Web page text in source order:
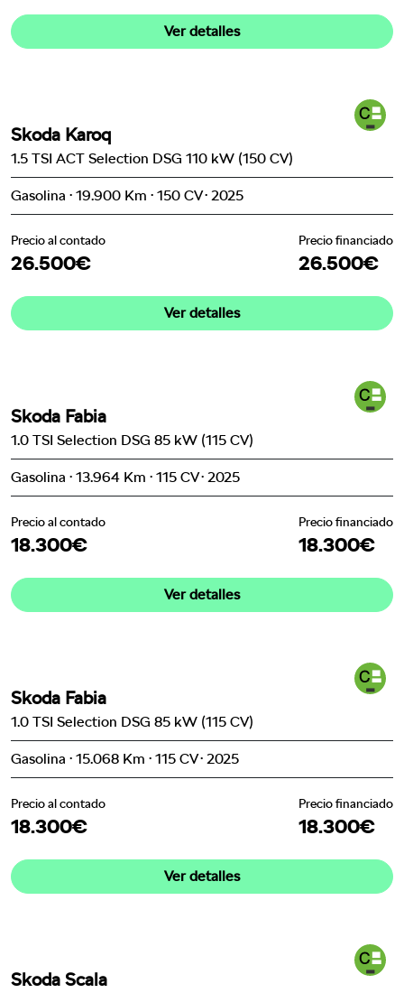
Ver detalles
Skoda Karoq
1.5 TSI ACT Selection DSG 110 kW (150 CV)
Gasolina · 19.900 Km · 150 CV · 2025
Precio al contado
26.500€
Precio financiado
26.500€
Ver detalles
Skoda Fabia
1.0 TSI Selection DSG 85 kW (115 CV)
Gasolina · 13.964 Km · 115 CV · 2025
Precio al contado
18.300€
Precio financiado
18.300€
Ver detalles
Skoda Fabia
1.0 TSI Selection DSG 85 kW (115 CV)
Gasolina · 15.068 Km · 115 CV · 2025
Precio al contado
18.300€
Precio financiado
18.300€
Ver detalles
Skoda Scala